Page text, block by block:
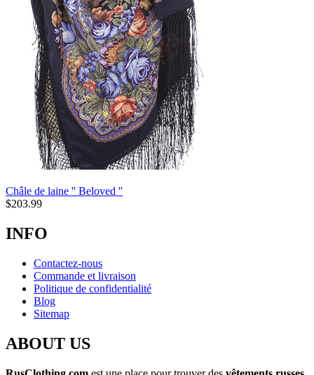
Châle de laine '' Beloved ''
$203.99
INFO
Contactez-nous
Commande et livraison
Politique de confidentialité
Blog
Sitemap
ABOUT US